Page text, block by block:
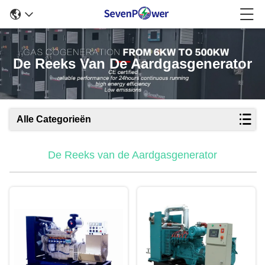
De Reeks Van De Aardgasgenerator
Alle Categorieën
De Reeks van de Aardgasgenerator